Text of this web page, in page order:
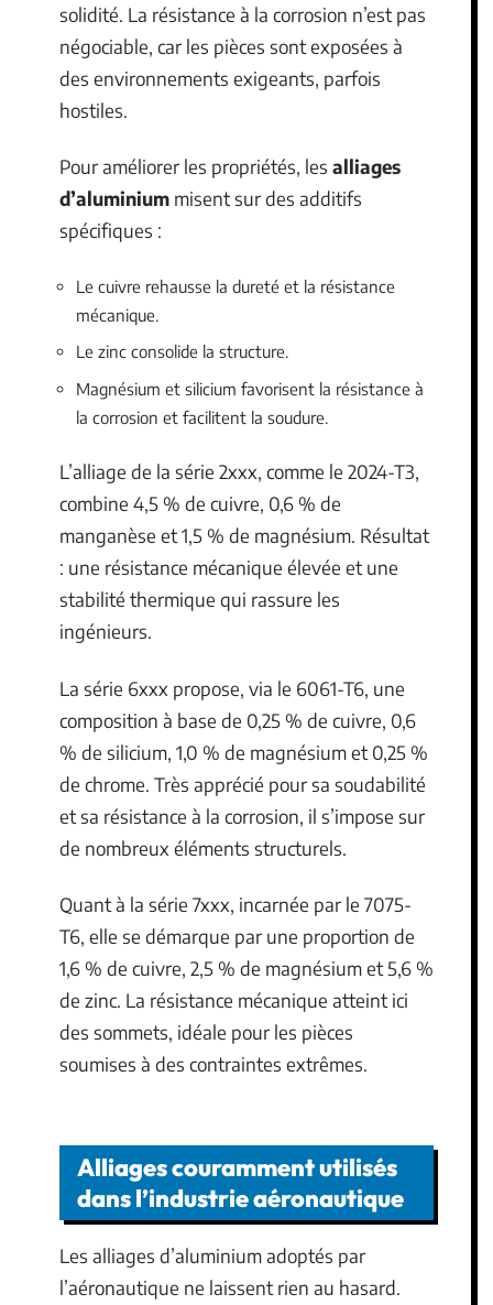
solidité. La résistance à la corrosion n’est pas
négociable, car les pièces sont exposées à
des environnements exigeants, parfois
hostiles.
Pour améliorer les propriétés, les alliages
d’aluminium misent sur des additifs
spécifiques :
Le cuivre rehausse la dureté et la résistance
mécanique.
Le zinc consolide la structure.
Magnésium et silicium favorisent la résistance à
la corrosion et facilitent la soudure.
L’alliage de la série 2xxx, comme le 2024-T3,
combine 4,5 % de cuivre, 0,6 % de
manganèse et 1,5 % de magnésium. Résultat
: une résistance mécanique élevée et une
stabilité thermique qui rassure les
ingénieurs.
La série 6xxx propose, via le 6061-T6, une
composition à base de 0,25 % de cuivre, 0,6
% de silicium, 1,0 % de magnésium et 0,25 %
de chrome. Très apprécié pour sa soudabilité
et sa résistance à la corrosion, il s’impose sur
de nombreux éléments structurels.
Quant à la série 7xxx, incarnée par le 7075-
T6, elle se démarque par une proportion de
1,6 % de cuivre, 2,5 % de magnésium et 5,6 %
de zinc. La résistance mécanique atteint ici
des sommets, idéale pour les pièces
soumises à des contraintes extrêmes.
Alliages couramment utilisés
dans l’industrie aéronautique
Les alliages d’aluminium adoptés par
l’aéronautique ne laissent rien au hasard.